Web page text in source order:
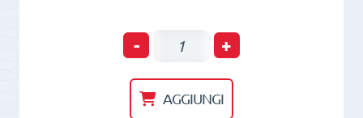
-
POT
tenuta
+
AGGIUNGI